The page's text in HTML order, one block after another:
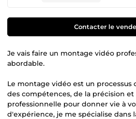
Contacter le
Je vais faire un montage vidéo
abordable.
Le montage vidéo est un processus
des compétences, de la précision
professionnelle pour donner vie à
d'expérience, je me spécialise dans